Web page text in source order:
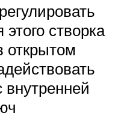
створка
открытом
внутренней